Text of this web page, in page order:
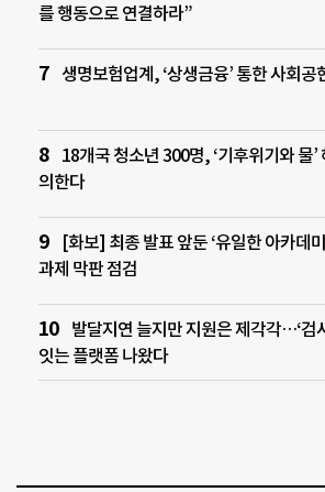
를 행동으로 연결하라”
생명보험업계, ‘상생금융’ 통한 사회공
18개국 청소년 300명, ‘기후위기와 물’
의한다
[화보] 최종 발표 앞둔 ‘유일한 아카데
과제 막판 점검
발달지연 늘지만 지원은 제각각…‘검
잇는 플랫폼 나왔다